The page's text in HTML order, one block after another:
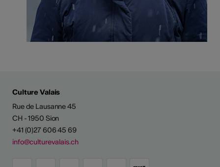
Culture Valais
Rue de Lausanne 45
CH - 1950 Sion
+41 (0)27 606 45 69
info@culturevalais.ch